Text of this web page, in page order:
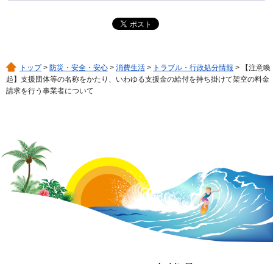
トップ> 防災・安全・安心 > 消費生活 > トラブル・行政処分情報 > 【注意喚
起】支援団体等の名称をかたり、いわゆる支援金の給付を持ち掛けて架空の料金
請求を行う事業者について